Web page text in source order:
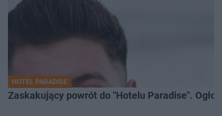
HOTEL PARADISE
Zaskakujący powrót do "Hotelu Paradise".